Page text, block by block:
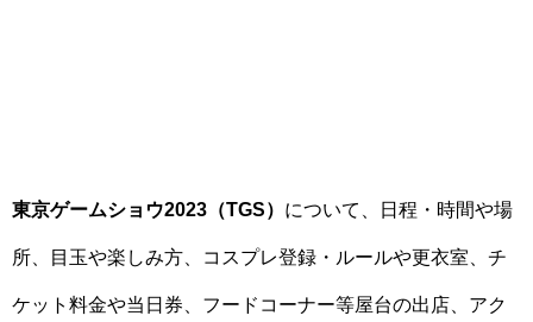
東京ゲームショウ2023（TGS） について、日程・時間や場
所、目玉や楽しみ方、コスプレ登録・ルールや更衣室、チ
ケット料金や当日券、フードコーナー等屋台の出店、アク